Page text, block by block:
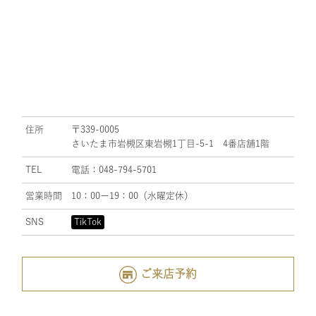
住所
〒339-0005
さいたま市岩槻区東岩槻1丁目-5-1 4番店舗1階
TEL 電話：048-794-5701
営業時間 10：00ー19：00（水曜定休）
SNS TikTok
ご来店予約